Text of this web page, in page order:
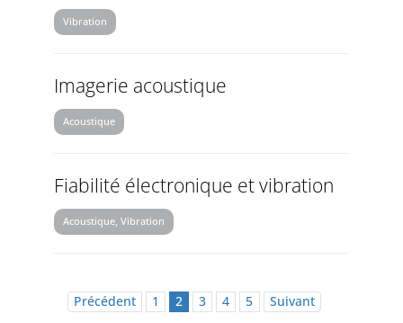
Vibration
Imagerie acoustique
Acoustique
Fiabilité électronique et vibration
Acoustique, Vibration
Précédent 1 2 3 4 5 Suivant